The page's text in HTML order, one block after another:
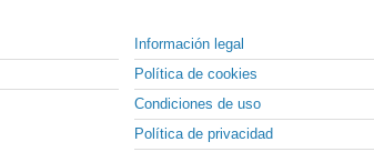
Información legal
Política de cookies
Condiciones de uso
Política de privacidad